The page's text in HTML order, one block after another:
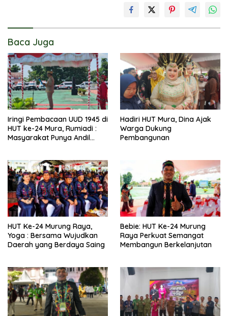
Baca Juga
Iringi Pembacaan UUD 1945 di
HUT ke-24 Mura, Rumiadi :
Masyarakat Punya Andil
Hadiri HUT Mura, Dina Ajak
Warga Dukung
Pembangunan
HUT Ke-24 Murung Raya,
Yoga : Bersama Wujudkan
Daerah yang Berdaya Saing
Bebie: HUT Ke-24 Murung
Raya Perkuat Semangat
Membangun Berkelanjutan